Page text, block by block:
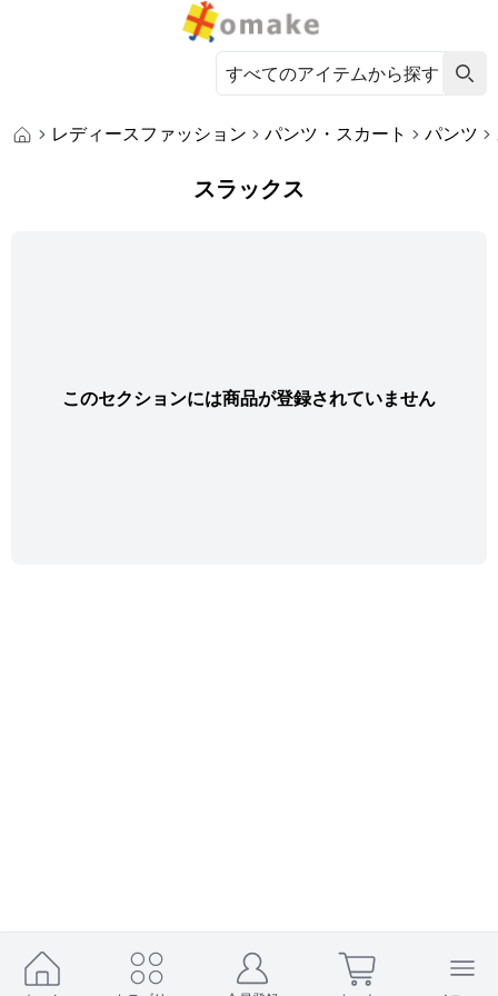
レディースファッション パンツ・スカート パンツ
スラックス
このセクションには商品が登録されていません